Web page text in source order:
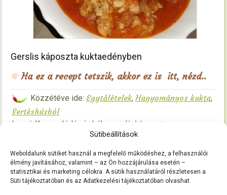
Sütibeállítások
Weboldalunk sütiket használ a megfelelő működéshez, a felhasználói
élmény javításához, valamint – az Ön hozzájárulása esetén –
statisztikai és marketing célokra. A sütik használatáról részletesen a
Süti tájékoztatóban és az Adatkezelési tájékoztatóban olvashat.
Gerslis káposzta kuktaedényben
Ha ez a recept tetszik, akkor ez is itt, nézd..
Közzétéve ide: Egytálételek,Hagyományos kukta,
Sertéshúsból
| Kapcsolódó címkék: gersliskáposzta
húsoskáposzta gyorsan,húsoskáposzta kuktában